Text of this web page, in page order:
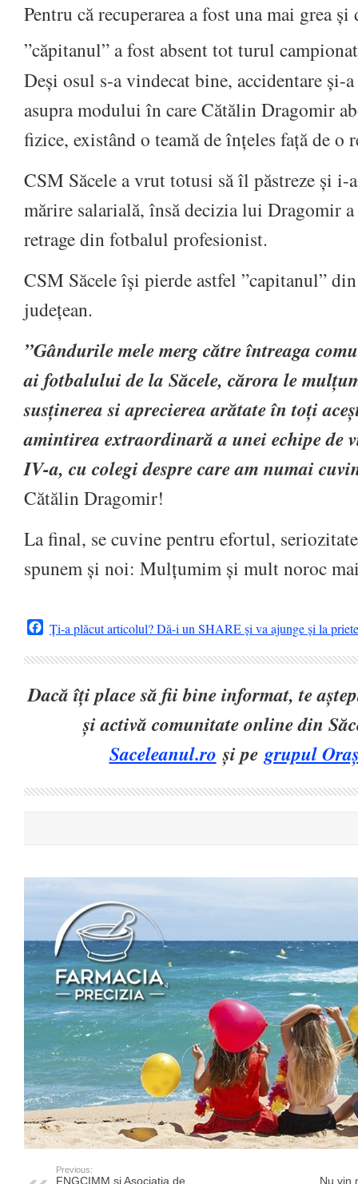
Pentru că recuperarea a fost una mai grea
”căpitanul” a fost absent tot turul
Deși osul s-a vindecat bine, accidentare și-
asupra modului în care Cătălin Dragomir
fizice, existând o teamă de înțeles față de o
CSM Săcele a vrut totusi să îl păstreze și
mărire salarială, însă decizia lui Dragomir a
retrage din fotbalul profesionist.
CSM Săcele își pierde astfel ”capitanul”
județean.
”Gândurile mele merg către întreaga
ai fotbalului de la Săcele, cărora le
susținerea si aprecierea arătate în toți
amintirea extraordinară a unei echipe de
IV-a, cu colegi despre care am numai
Cătălin Dragomir!
La final, se cuvine pentru efortul,
spunem și noi: Mulțumim și mult noroc
Facebook
Ți-a plăcut articolul? Dă-i un SHARE și va ajunge și la
Dacă îți place să fii bine informat, te
și activă comunitate online din
Saceleanul.ro și pegrupul
Previous:
FNGCIMM și Asociația de
Nu vin